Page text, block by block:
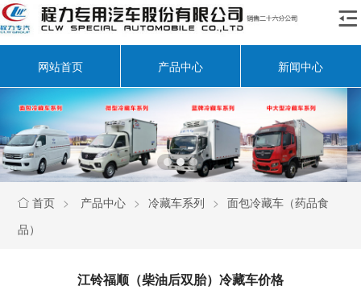

网站首页 产品中心 新闻中心
 首页 > 产品中心 > 冷藏车系列 >
面包冷藏车（药品食
品）
江铃福顺（柴油后双胎）冷藏车价格